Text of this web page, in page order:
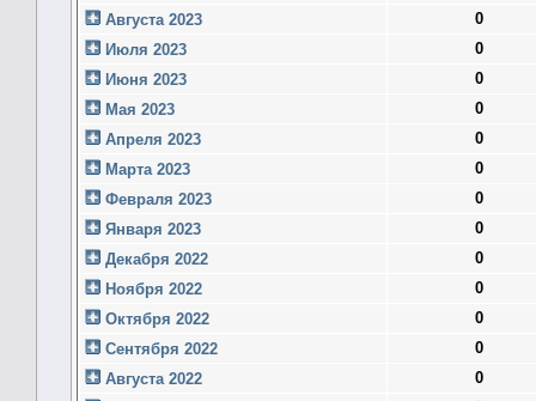
Августа 2023
0
Июля 2023
0
Июня 2023
0
Мая 2023
0
Апреля 2023
0
Марта 2023
0
Февраля 2023
0
Января 2023
0
Декабря 2022
0
Ноября 2022
0
Октября 2022
0
Сентября 2022
0
Августа 2022
0